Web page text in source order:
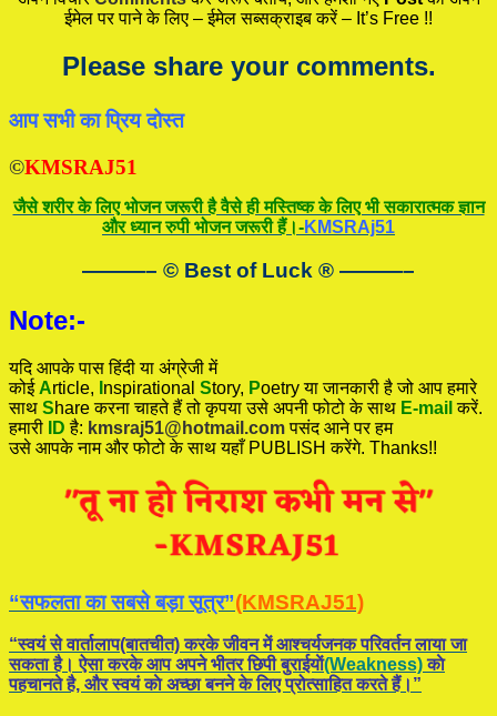
ईमेल पर पाने के लिए – ईमेल सब्सक्राइब करें – It’s Free !!
Please share your comments.
आप सभी का प्रिय दोस्त
©KMSRAJ51
जैसे शरीर के लिए भोजन जरूरी है वैसे ही मस्तिष्क के लिए भी सकारात्मक ज्ञान
और ध्यान रुपी भोजन जरूरी हैं।-KMSRAj51
———– © Best of Luck ® ———–
Note:-
यदि आपके पास हिंदी या अंग्रेजी में
कोईArticle, nspirational Story, Poetryया जानकारी है जो आप हमारे
साथ Share करना चाहते हैं तो कृपया उसे अपनी फोटो के साथ E-mail करें.
हमारी
ID है: kmsraj51@hotmail.com पसंद आने पर हम
उसे आपके नाम और फोटो के साथ यहाँ PUBLISH करेंगे. Thanks!!
“सफलता का सबसे बड़ा सूत्र”(KMSRAJ51)
“स्वयं से वार्तालाप(बातचीत) करके जीवन में आश्चर्यजनक परिवर्तन लाया जा
सकता है। ऐसा करके आप अपने भीतर छिपी बुराईयाें(Weakness)काे
पहचानते है, और स्वयं काे अच्छा बनने के लिए प्रोत्साहित करते हैं।”